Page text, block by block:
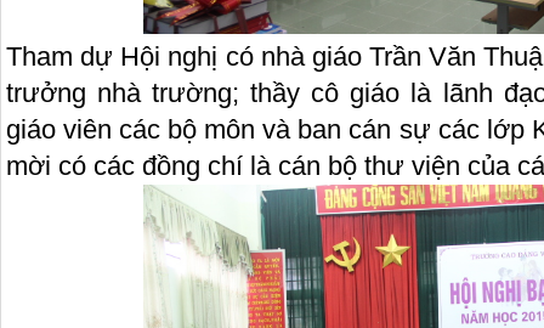
Tham dự Hội nghị có nhà giáo Trần Văn
trưởng nhà trường; thầy cô giáo là lãnh
giáo viên các bộ môn và ban cán sự các lớp
mời có các đồng chí là cán bộ thư viện của